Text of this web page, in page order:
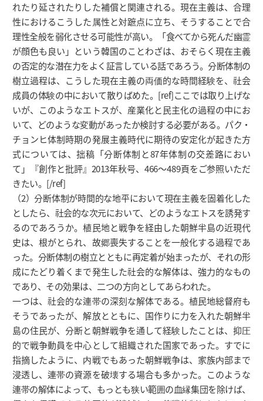
れたり延されたりした補償と関連される。現在主義は、合理
性におけるこうした属性と対蹠点に立ち、そうすることで合
理性全般を弱化させる可能性が高い。「食べてから死んだ幽霊
が顔色も良い」という韓国のことわざは、おそらく現在主義
の否定的な潜在力をよく証言している話であろう。分断体制の
樹立過程は、こうした現在主義の両価的な時間経験を、社会
成員の体験の中において散りばめた。[ref]ここでは取り上げな
いが、このようなエトスが、産業化と民主化の過程の中にお
いて、どのような変動があったか検討する必要がある。パク・
チョンヒ体制時期の発展主義時代に期待の安定化が起きた方
式については、拙稿「分断体制と87年体制の交差路におい
て」『創作と批評』2013年秋号、466～489頁をご参照いただ
きたい。[/ref]
（2）分断体制が時間的な地平において現在主義を固着化した
としたら、社会的な次元において、どのようなエトスを誘発す
るのであろうか。植民地と戦争を経由した朝鮮半島の近現代
史は、根がとられ、故郷喪失することを一般化する過程であ
った。分断体制の樹立とともに再定着が始まったが、それの形
成にたどり着くまで発生した社会的な解体は、強力的なもの
であり、その効果は、二つの方向としてあらわれた。
一つは、社会的な連帯の深刻な解体である。植民地総督府も
そうであったが、解放とともに、国作りに力を入れた朝鮮半
島の住民が、分断と朝鮮戦争を通して経験したことは、抑圧
的で戦争動員を中心として組織された国家であった。すでに
指摘したように、内戦でもあった朝鮮戦争は、家族内部まで
浸透し、連帯の資源を破壊する場合も多かった。このような
連帯の解体によって、もっとも狭い範囲の血縁集団を除けば、